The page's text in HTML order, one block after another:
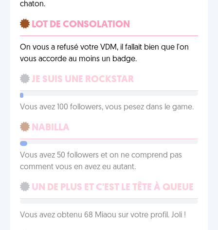
chaton.
LOT DE CONSOLATION
On vous a refusé votre VDM, il fallait bien que l'on
vous accorde au moins un badge.
JE SUIS UNE ROCKSTAR
Vous avez 100 followers, vous pesez dans le game.
NABILLA
Vous avez 50 followers et on ne comprend pas
comment vous en avez eu autant.
UN DE PLUS ET C'EST LE TÊTE À QUEUE
Vous avez obtenu 68 Miaou sur votre profil. Joli !